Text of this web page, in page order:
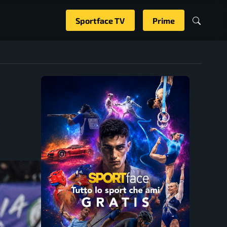
Sportface TV Prime